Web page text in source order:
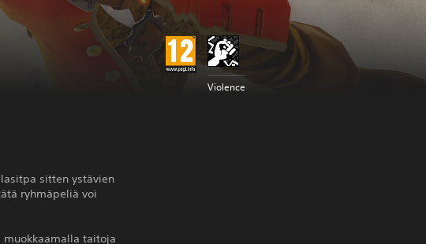
Violence
sitten ystävien
ryhmäpeliä voi
taitoja